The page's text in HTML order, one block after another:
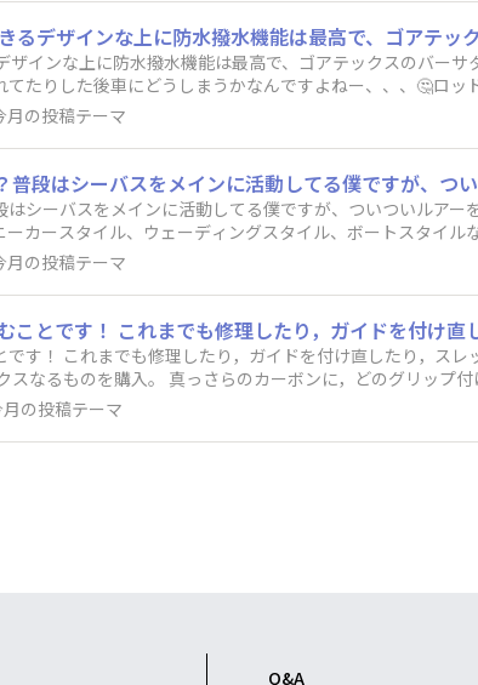
ザインな上に防水撥水機能は最高で、ゴアテックスのバー
たりした後車にどうしまうかなんですよねー、、、🤔ロ
月の投稿テーマ
シーバスをメインに活動してる僕ですが、ついついルアー
カースタイル、ウェーディングスタイル、ボートスタイル
。そこで皆さんに教えていただきたい！​​どんなバッグ使っ
大野ゆうきプロが紹介していたMAZUME×POPSEACREW
月の投稿テーマ
り巻きなど色々遊
月の投稿テーマ
Q&A